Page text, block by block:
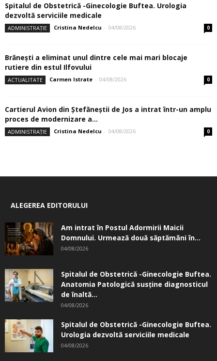
Spitalul de Obstetrică -Ginecologie Buftea. Urologia
dezvoltă serviciile medicale
ADMINISTRAȚIE Cristina Nedelcu - 04/08/2026 0
Brănești a eliminat unul dintre cele mai mari blocaje
rutiere din estul Ilfovului
ACTUALITATE Carmen Istrate - 04/08/2026 0
Cartierul Avion din Ştefăneştii de Jos a intrat într-un amplu
proces de modernizare a...
ADMINISTRAȚIE Cristina Nedelcu - 04/08/2026 0
ALEGEREA EDITORULUI
Am intrat în Postul Adormirii Maicii
Domnului. Urmează două săptămâni în...
04/08/2026
Spitalul de Obstetrică -Ginecologie Buftea.
Anatomia Patologică susţine diagnosticul
de înaltă...
04/08/2026
Spitalul de Obstetrică -Ginecologie Buftea.
Urologia dezvoltă serviciile medicale
04/08/2026